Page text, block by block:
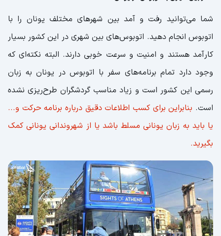
شما می‌توانید رفت و آمد بین شهرهای مختلف یونان را با
اتوبوس انجام دهید. اتوبوس‌های بین شهری در این کشور بسیار
کارآمد هستند و امنیت و سرعت خوبی دارند. البته نکته‌ای که
وجود دارد تمام برنامه‌های سفر با اتوبوس در یونان به زبان
رسمی این کشور است و زیاد مناسب گردشگران طرح‌ریزی نشده
است. بنابراین برای کسب اطلاعات دقیق درباره برنامه حرکت و...
یا باید به زبان یونانی مسلط باشد یا از شهروندانی یونانی کمک
بگیرید.